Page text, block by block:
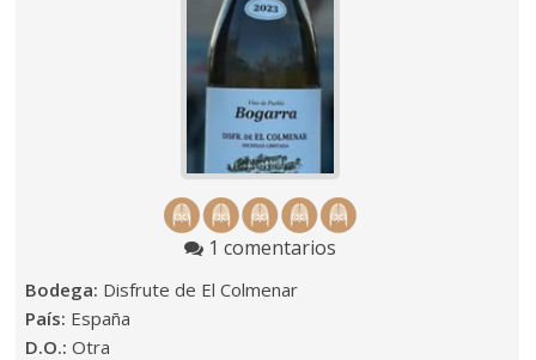
1 comentarios
Bodega: Disfrute de El Colmenar
País: España
D.O.:Otra